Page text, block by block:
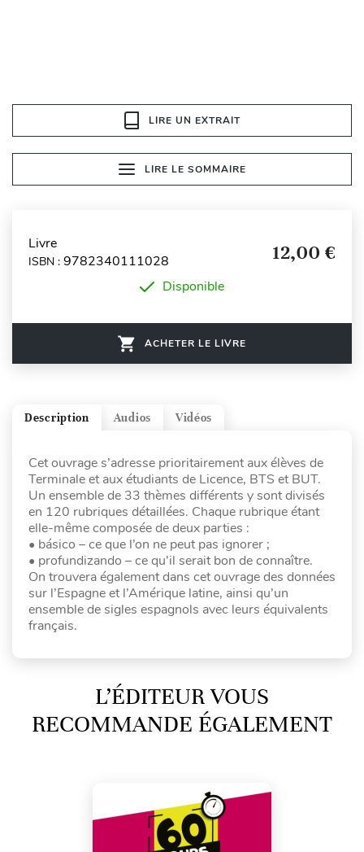
LIRE UN EXTRAIT
LIRE LE SOMMAIRE
Livre
ISBN : 9782340111028 12,00 €
Disponible
ACHETER LE LIVRE
Vidéos
Audios
Description
Cet ouvrage s’adresse prioritairement aux élèves de
Terminale et aux étudiants de Licence, BTS et BUT.
Un ensemble de 33 thèmes différents y sont divisés
en 120 rubriques détaillées. Chaque rubrique étant
elle-même composée de deux parties :
• básico – ce que l’on ne peut pas ignorer ;
• profundizando – ce qu’il serait bon de connaître.
On trouvera également dans cet ouvrage des données
sur l’Espagne et l’Amérique latine, ainsi qu’un
ensemble de sigles espagnols avec leurs équivalents
français.
L’ÉDITEUR VOUS
RECOMMANDE ÉGALEMENT